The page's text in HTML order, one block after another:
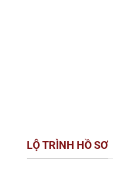
LỘ TRÌNH HỒ SƠ